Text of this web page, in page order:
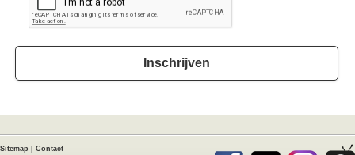
Inschrijven
Sitemap
Contact